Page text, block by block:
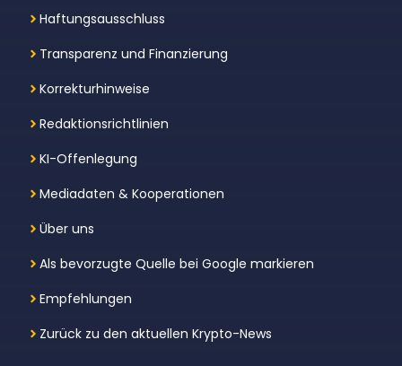
Haftungsausschluss
Transparenz und Finanzierung
Korrekturhinweise
Redaktionsrichtlinien
KI-Offenlegung
Mediadaten & Kooperationen
Über uns
Als bevorzugte Quelle bei Google markieren
Empfehlungen
Zurück zu den aktuellen Krypto-News